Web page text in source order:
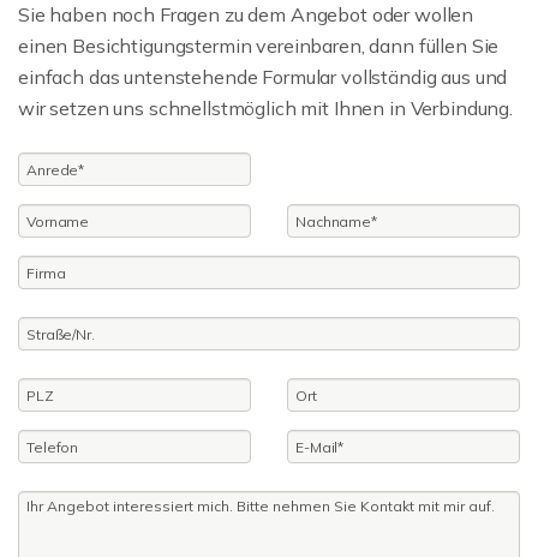
Sie haben noch Fragen zu dem Angebot oder wollen
einen Besichtigungstermin vereinbaren, dann füllen Sie
einfach das untenstehende Formular vollständig aus und
wir setzen uns schnellstmöglich mit Ihnen in Verbindung.